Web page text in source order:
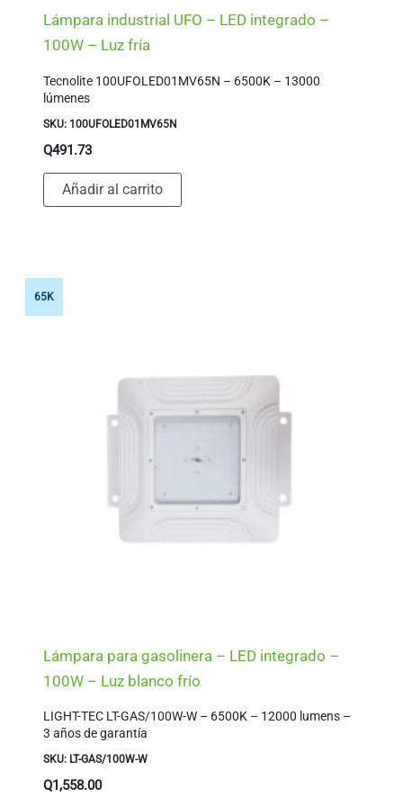
Lámpara industrial UFO – LED integrado –
100W – Luz fría
Tecnolite 100UFOLED01MV65N – 6500K – 13000
lúmenes
SKU: 100UFOLED01MV65N
Q491.73
Añadir al carrito
65K
Lámpara para gasolinera – LED integrado –
100W – Luz blanco frío
LIGHT-TEC LT-GAS/100W-W – 6500K – 12000 lumens –
3 años de garantía
SKU: LT-GAS/100W-W
Q1,558.00